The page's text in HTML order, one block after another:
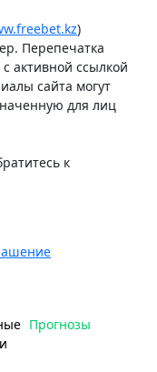
)
Перепечатка
активной ссылкой
сайта могут
для лиц
к
Прогнозы